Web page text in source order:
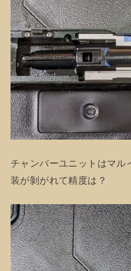
チャンバーユニットはマル
装が剝がれて精度は？